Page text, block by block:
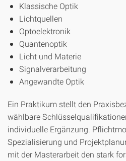
Klassische Optik
Lichtquellen
Optoelektronik
Quantenoptik
Licht und Materie
Signalverarbeitung
Angewandte Optik
Ein Praktikum stellt den
wählbare
individuelle Ergänzung.
Spezialisierung und
mit der Masterarbeit den stark